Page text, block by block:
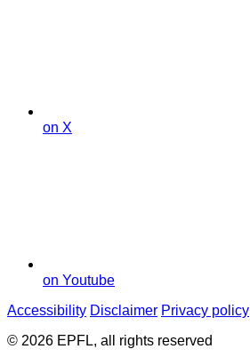
on X
on Youtube
Accessibility Disclaimer Privacy policy
© 2026 EPFL, all rights reserved